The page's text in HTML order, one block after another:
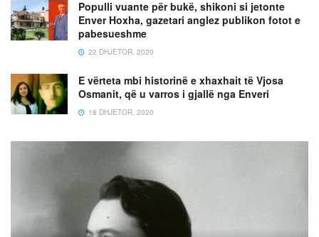
Populli vuante për bukë, shikoni si jetonte
Enver Hoxha, gazetari anglez publikon fotot e
pabesueshme
22 DHJETOR, 2020
E vërteta mbi historinë e xhaxhait të Vjosa
Osmanit, që u varros i gjallë nga Enveri
18 DHJETOR, 2020